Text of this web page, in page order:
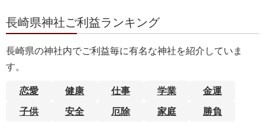
長崎県神社ご利益ランキング
長崎県の神社内でご利益毎に有名な神社を紹介していま
す。
恋愛 健康 仕事 学業 金運
子供 安全 厄除 家庭 勝負